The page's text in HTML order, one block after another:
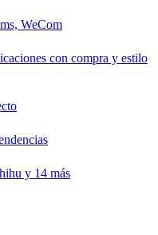
WeCom
con compra y estilo
y 14 más